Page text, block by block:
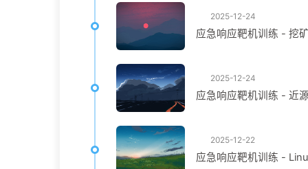
2025-12-24
应急响应靶机训练 - 挖
2025-12-24
应急响应靶机训练 - 近
2025-12-22
应急响应靶机训练 -